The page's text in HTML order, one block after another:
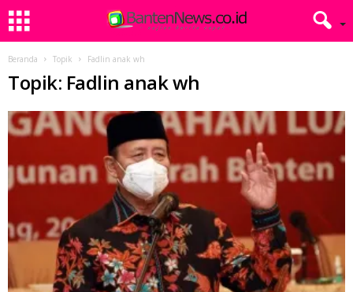
Beranda Topik Fadlin anak wh
Topik: Fadlin anak wh